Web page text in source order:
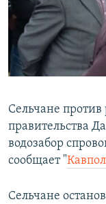
СОЦИАЛЬНЫЕ СЕТИ
Все сайты
Сельчане
правительства
водозабор
сообщает "
Сельчане